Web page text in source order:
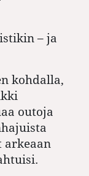
– ja
kohdalla,
outoja